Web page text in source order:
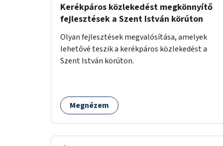
Kerékpáros közlekedést megkönnyítő
fejlesztések a Szent István körúton
Olyan fejlesztések megvalósítása, amelyek
lehetővé teszik a kerékpáros közlekedést a
Szent István körúton.
Megnézem